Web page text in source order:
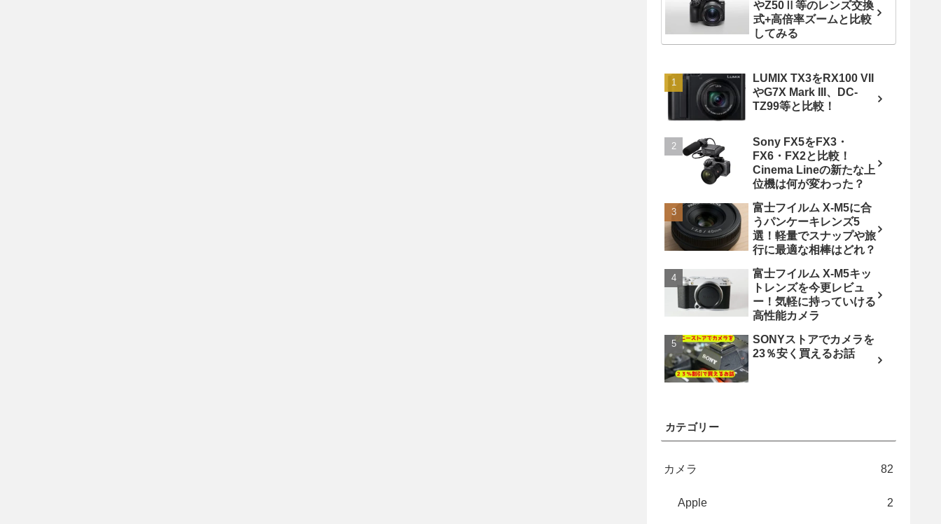
やZ50Ⅱ等のレンズ交換
式+高倍率ズームと比較
してみる
LUMIX TX3をRX100 VII
やG7X Mark III、DC-
TZ99等と比較！
Sony FX5をFX3・
FX6・FX2と比較！
Cinema Lineの新たな上
位機は何が変わった？
富士フイルム X-M5に合
うパンケーキレンズ5
選！軽量でスナップや旅
行に最適な相棒はどれ？
富士フイルム X-M5キッ
トレンズを今更レビュ
ー！気軽に持っていける
高性能カメラ
SONYストアでカメラを
23％安く買えるお話
カテゴリー
カメラ 82
Apple 2